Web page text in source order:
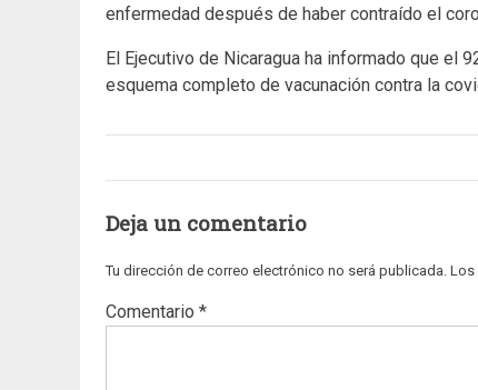
enfermedad después de haber contraído el
El Ejecutivo de Nicaragua ha informado que el
esquema completo de vacunación contra la
Deja un comentario
Tu dirección de correo electrónico no será publicada. Los
Comentario *